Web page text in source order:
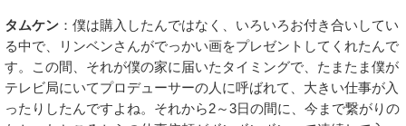
タムケン ：僕は購入したんではなく、いろいろお付き合いしてい
る中で、リンベンさんがでっかい画をプレゼントしてくれたんで
す。この間、それが僕の家に届いたタイミングで、たまたま僕が
テレビ局にいてプロデューサーの人に呼ばれて、大きい仕事が入
ったりしたんですよね。それから2～3日の間に、今まで繋がりの